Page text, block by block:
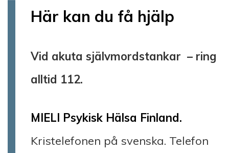
Här kan du få hjälp
Vid akuta självmordstankar – ring
alltid 112.
MIELI Psykisk Hälsa Finland.
Kristelefonen på svenska. Telefon